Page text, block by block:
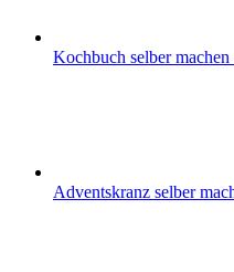
Kochbuch selber
Adventskranz selber